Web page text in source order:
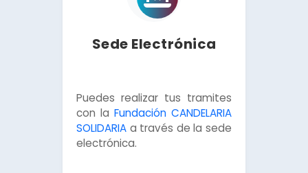
Sede Electrónica
Puedes realizar tus tramites
con la Fundación CANDELARIA
SOLIDARIA a través de la sede
electrónica.